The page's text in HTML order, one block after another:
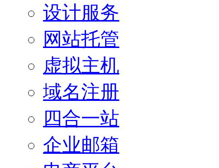
设计服务
网站托管
虚拟主机
域名注册
四合一站
企业邮箱